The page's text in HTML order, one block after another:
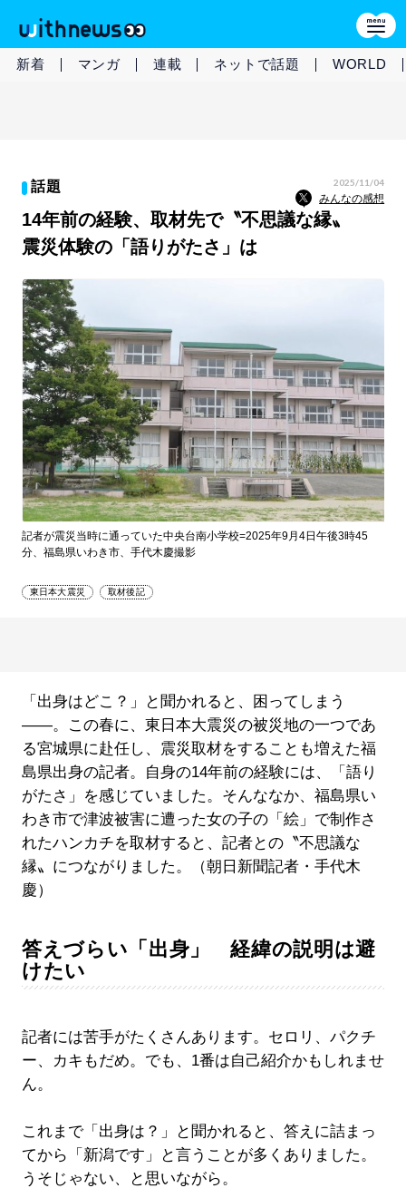
新着 マンガ 連載 ネットで話題 WORLD
話題 2025/11/04
みんなの感想
14年前の経験、取材先で〝不思議な縁〟
震災体験の「語りがたさ」は
記者が震災当時に通っていた中央台南小学校=2025年9月4日午後3時45
分、福島県いわき市、手代木慶撮影
東日本大震災 取材後記
「出身はどこ？」と聞かれると、困ってしまう
――。この春に、東日本大震災の被災地の一つであ
る宮城県に赴任し、震災取材をすることも増えた福
島県出身の記者。自身の14年前の経験には、「語り
がたさ」を感じていました。そんななか、福島県い
わき市で津波被害に遭った女の子の「絵」で制作さ
れたハンカチを取材すると、記者との〝不思議な
縁〟につながりました。（朝日新聞記者・手代木
慶）
答えづらい「出身」 経緯の説明は避
けたい
記者には苦手がたくさんあります。セロリ、パクチ
ー、カキもだめ。でも、1番は自己紹介かもしれませ
ん。
これまで「出身は？」と聞かれると、答えに詰まっ
てから「新潟です」と言うことが多くありました。
うそじゃない、と思いながら。